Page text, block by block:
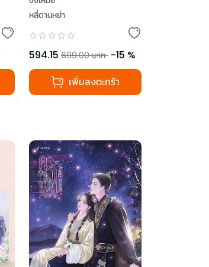
หลี่ตานหย่า
594.15 699.00 บาท -15 %
เพิ่มลงตะกร้า